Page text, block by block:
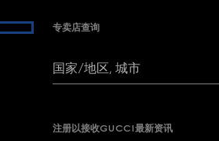
专卖店查询
国家/地区, 城市
注册以接收GUCCI最新资讯